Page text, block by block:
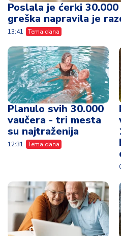
Poslala je ćerki
greška napravila je
13:41 Tema dana
Planulo svih 30.000
vaučera - tri mesta
su najtraženija
12:31 Tema dana